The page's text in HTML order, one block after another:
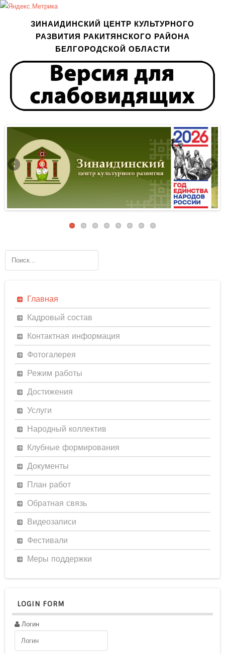
ЗИНАИДИНСКИЙ ЦЕНТР КУЛЬТУРНОГО
РАЗВИТИЯ РАКИТЯНСКОГО РАЙОНА
БЕЛГОРОДСКОЙ ОБЛАСТИ
Главная
Кадровый состав
Контактная информация
Фотогалерея
Режим работы
Достижения
Услуги
Народный коллектив
Клубные формирования
Документы
План работ
Обратная связь
Видеозаписи
Фестивали
Меры поддержки
LOGIN FORM
Логин